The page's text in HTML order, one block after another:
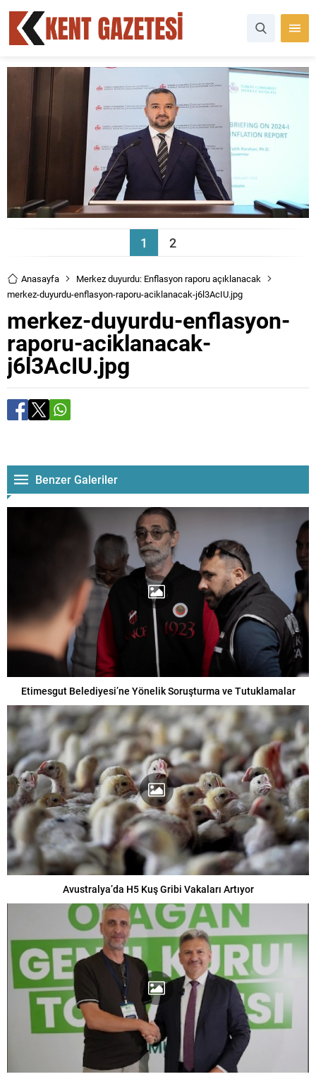
1 2
Anasayfa
Merkez duyurdu: Enflasyon raporu açıklanacak
merkez-duyurdu-enflasyon-raporu-aciklanacak-j6l3AcIU.jpg
merkez-duyurdu-enflasyon-
raporu-aciklanacak-
j6l3AcIU.jpg
Benzer Galeriler
Etimesgut Belediyesi’ne Yönelik Soruşturma ve Tutuklamalar
Avustralya’da H5 Kuş Gribi Vakaları Artıyor